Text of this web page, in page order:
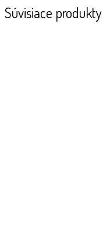
Súvisiace produkty